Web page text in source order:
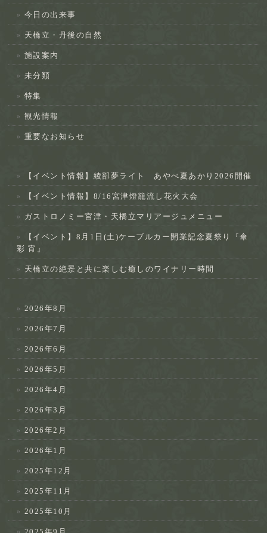
今日の出来事
天橋立・丹後の自然
施設案内
未分類
特集
観光情報
重要なお知らせ
【イベント情報】綾部夢ライト あやべ夏あかり2026開催
【イベント情報】8/16宮津燈籠流し花火大会
ガストロノミー宮津・天橋立マリアージュメニュー
【イベント】8月1日(土)ケーブルカー開業記念夏祭り『傘
彩 宵』
天橋立の絶景と共に楽しむ癒しのワイナリー時間
2026年8月
2026年7月
2026年6月
2026年5月
2026年4月
2026年3月
2026年2月
2026年1月
2025年12月
2025年11月
2025年10月